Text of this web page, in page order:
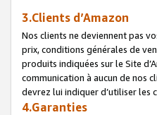
3.Clients d’Amazon
Nos clients ne deviennent pas
prix, conditions générales de
produits indiquées sur le Site
communication à aucun de nos
devrez lui indiquer d’utiliser les
4.Garanties